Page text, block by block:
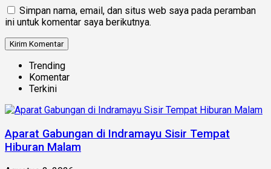
Simpan nama, email, dan situs web saya pada peramban
ini untuk komentar saya berikutnya.
Trending
Komentar
Terkini
Aparat Gabungan di Indramayu Sisir Tempat
Hiburan Malam